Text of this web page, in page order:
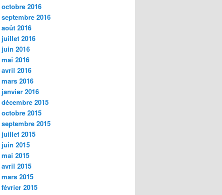
octobre 2016
septembre 2016
août 2016
juillet 2016
juin 2016
mai 2016
avril 2016
mars 2016
janvier 2016
décembre 2015
octobre 2015
septembre 2015
juillet 2015
juin 2015
mai 2015
avril 2015
mars 2015
février 2015